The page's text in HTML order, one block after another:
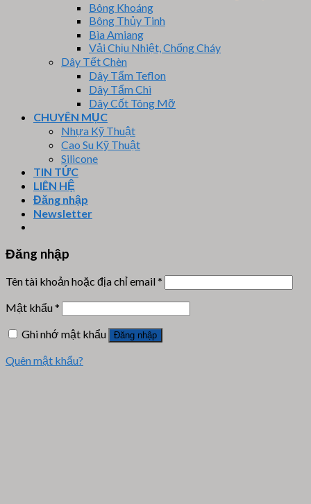
Bông Khoáng
Bông Thủy Tinh
Bìa Amiang
Vải Chịu Nhiệt, Chống Cháy
Dây Tết Chèn
Dây Tẩm Teflon
Dây Tẩm Chì
Dây Cốt Tông Mỡ
CHUYÊN MỤC
Nhựa Kỹ Thuật
Cao Su Kỹ Thuật
Silicone
TIN TỨC
LIÊN HỆ
Đăng nhập
Newsletter
Đăng nhập
Tên tài khoản hoặc địa chỉ email*
Mật khẩu*
Ghi nhớ mật khẩu
Đăng nhập
Quên mật khẩu?